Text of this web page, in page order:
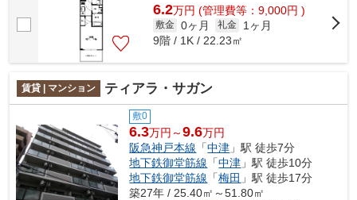
6.2万円 (管理費等：9,000円 )
敷金 0ヶ月 礼金
1ヶ月
9階 / 1K / 22.23㎡
賃貸 | マンション ティアラ・サガン
敷0
6.3万円～9.6万円
阪急神戸本線 「中津 」駅 徒歩7分
地下鉄御堂筋線 「中津 」駅 徒歩10分
地下鉄御堂筋線 「梅田 」駅 徒歩17分
築27年 / 25.40㎡～51.80㎡